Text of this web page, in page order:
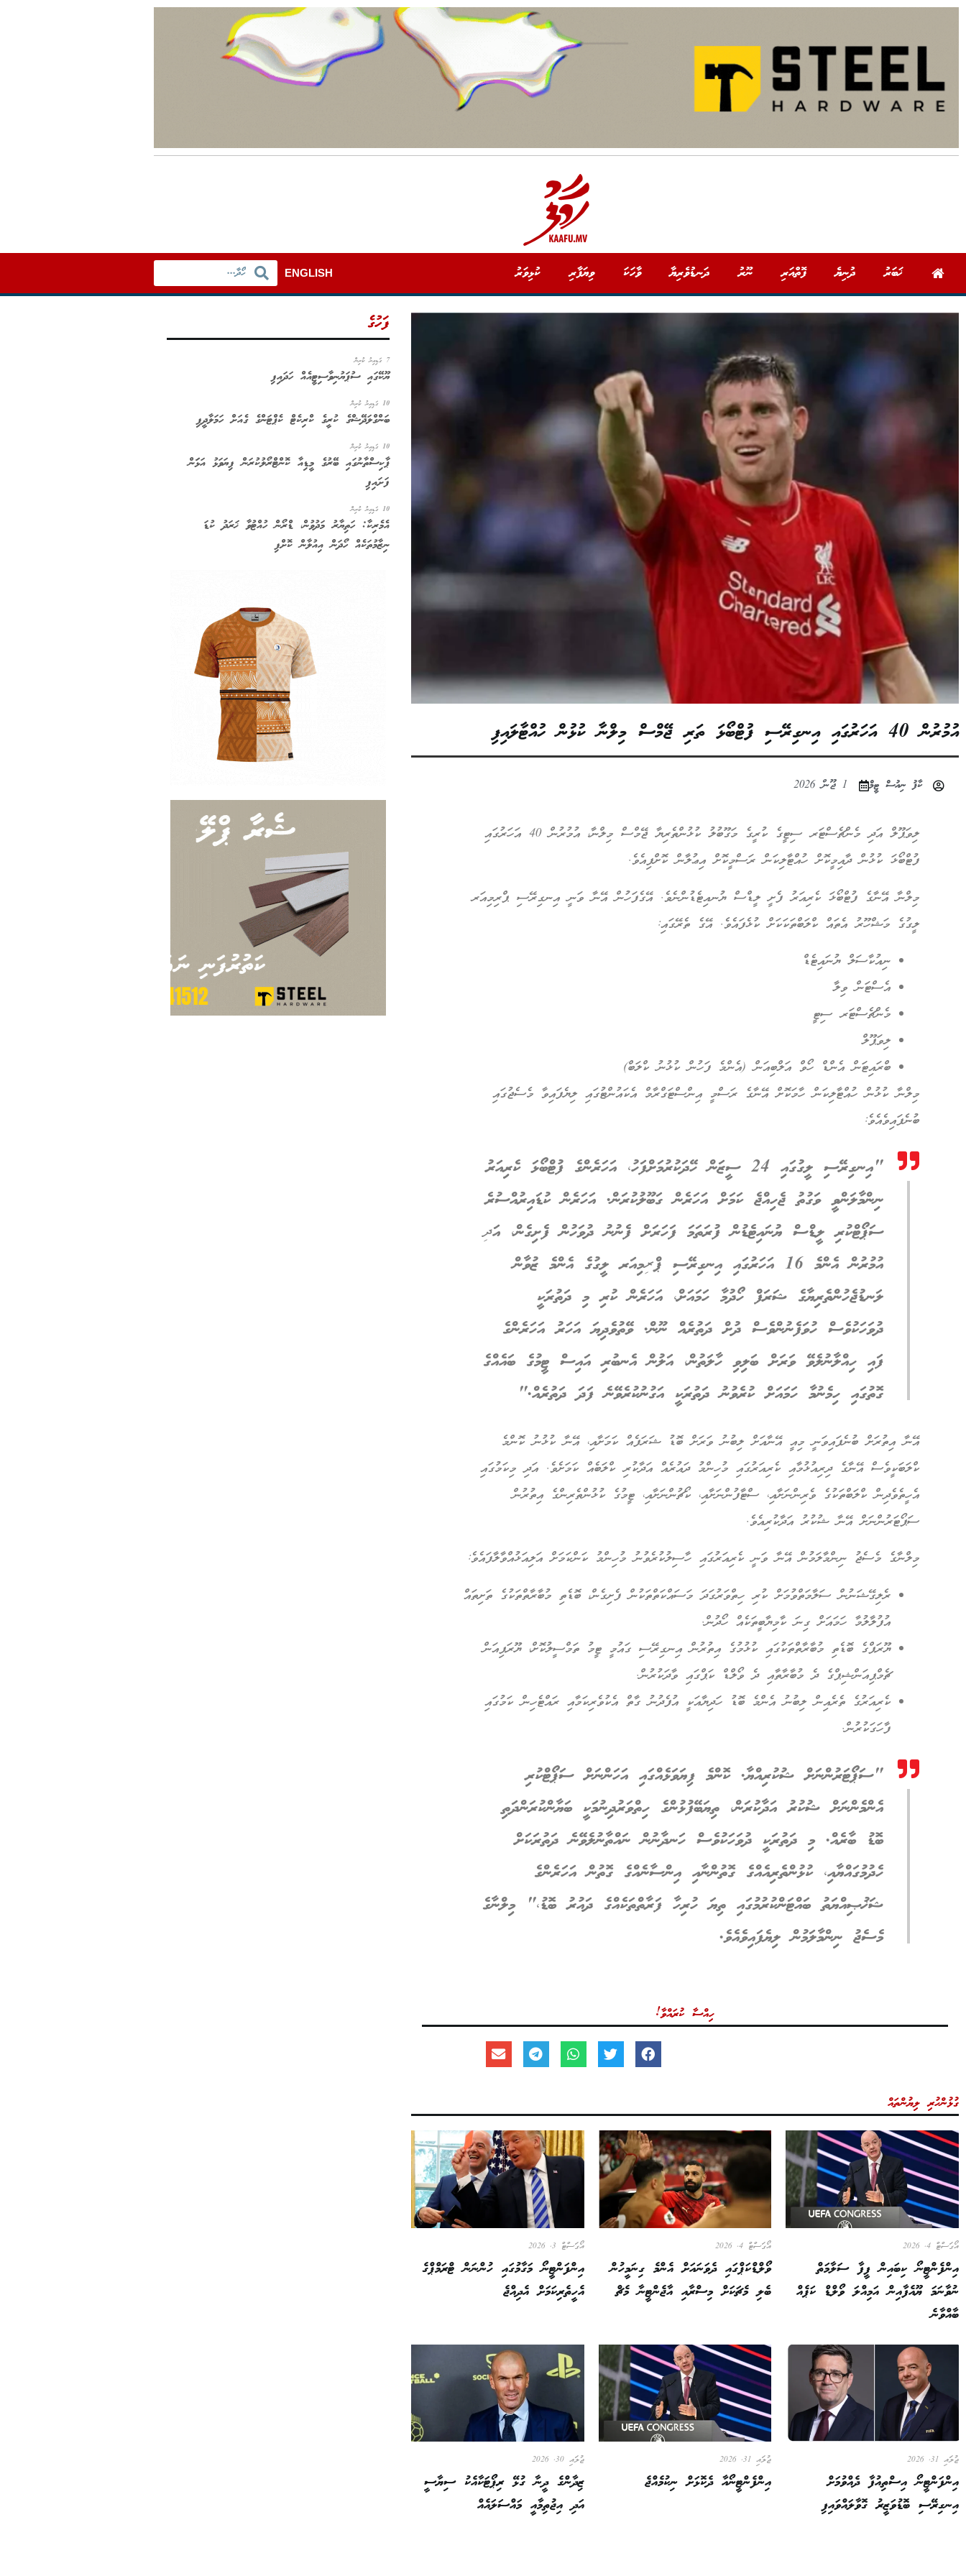
ޚަބަރު ދުނިޔެ ފޮތްއަރި ނޫރު ދަނޑުވެރިޔާ ވާހަކަ ވިޔަފާރި ކުޅިވަރު ENGLISH
އުމުރުން 40 އަހަރުގައި އިނގިރޭސި ފުޓްބޯޅަ ތަރި ޖޭމްސް މިލްނާ ކުޅުން ހުއްޓާލައިފި
ކާފު ނިއުސް ޓީމް 1 ޖޫން 2026
ލިވަޕޫލް އަދި މެންޗެސްޓަރ ސިޓީގެ ކުރީގެ މަގޫބުލު ކުޅުންތެރިޔާ ޖޭމްސް މިލްނާ، އުމުރުން 40 އަހަރުގައި
ފުޓްބޯޅަ ކުޅުން ދާއިމީކޮށް ހުއްޓާލިކަން ރަސްމީކޮށް އިޢުލާން ކޮށްފިއެވެ.
މިލްނާ އޭނާގެ ފުޓްބޯޅަ ކެރިއަރު ފެށީ ލީޑްސް ޔުނއިޓެޑުންނެވެ. އޭގެފަހުން އޭނާ ވަނީ އިނގިރޭސި ޕްރިމިއަރ
ލީގުގެ މަޝްހޫރު އެތައް ކްލަބްތަކަކަށް ކުޅެފައެވެ. އޭގެ ތެރޭގައި:
ނިއުކާސަލް ޔުނައިޓެޑް
އެސްޓަން ވިލާ
މެންޗެސްޓަރ ސިޓީ
ލިވަޕޫލް
ބްރައިޓަން އެންޑް ހޯވް އަލްބިއަން (އެންމެ ފަހުން ކުޅުނު ކްލަބް)
މިލްނާ ކުޅުން ހުއްޓާލިކަން ހާމަކޮށް އޭނާގެ ރަސްމީ އިންސްޓަގްރާމް އެކައުންޓުގައި ލިޔެފައިވާ މެސެޖުގައި
ބުނެފައިވެއެވެ:
"އިނގިރޭސި ލީގުގައި 24 ސީޒަން ހޭދަކުރުމަށްފަހު، އަހަރެންގެ ފުޓްބޯޅަ ކެރިއަރު
ނިންމާލަންވީ ވަގުތު ޖެހިއްޖެ ކަމަށް އަހަރެން ގަބޫލުކުރަން. އަހަރެން ކުޑައިރުއްސުރެ
ސަޕޯޓްކުރި ލީޑްސް ޔުނައިޓެޑުން ފުރަތަމަ ފަހަރަށް ފެނުނު ދުވަހުން ފެށިގެން، އަދِ
އުމުރުން އެންމެ 16 އަހަރުގައި އިނގިރޭސި ޕްރِމިއަރ ލީގުގެ އެންމެ ޒުވާން
ލަނޑުޖެހުންތެރިޔާގެ ޝަރަފް ހޯދުމާ ހަމައަށް، އަހަރެން ކުރި މި ދަތުރަކީ
ދުވަހަކުވެސް ހުވަފެނުންވެސް ދުށް ދަތުރެއް ނޫން. ވޭތުވެދިޔަ އަހަރު އަހަރެންގެ
ފައި ހިއްލާނުލެވޭ ވަރަށް ބަލިވި ހާލަތުން، އަލުން އެނބުރި އައިސް ޓީމުގެ ބައެއްގެ
ގޮތުގައި ހިމެނުމާ ހަމައަށް ކުރެވުނު ދަތުރަކީ އަގުނުކުރެވޭނެ ފަދަ ދަތުރެއް."
އޭނާ އިތުރަށް ބުނެފައިވަނީ މިއީ އޭނާއަށް ލިބުނު ވަރަށް ބޮޑު ޝަރަފެއް ކަމަށާއި، އޭނާ ކުޅުނު ކޮންމެ
ކްލަބަކީވެސް އޭނާގެ ދިރިއުޅުމާއި ކެރިއަރުގައި މުހިންމު ދައުރެއް އަދާކުރި ކްލަބެއް ކަމަށެވެ. އަދި މިކަމުގައި
އެހީތެވެދިން ކްލަބްތަކުގެ ވެރިންނަށާއި، ސްޓާފުންނަށާއި، ކޯޗުންނަށާއި، ޓީމުގެ ކުޅުންތެރިންގެ އިތުރުން
ސަޕޯޓަރުންނަށް އޭނާ ޝުކުރު އަދާކުރިއެވެ.
މިލްނާގެ މެސެޖު ނިންމާލަމުން އޭނާ ވަނީ ކެރިއަރުގައި ހާސިލުކުރެވުނު މުހިންމު ކަންކަމަށް އަލިއަޅުއްވާލާފައެވެ:
ރެލިގޭޝަނުން ސަލާމަތްވުމަށް ކުރި ހިތްވަރުގަދަ މަސައްކަތްތަކުން ފެށިގެން، ބޮޑެތި މުބާރާތްތަކުގެ ތަށިތައް
އުފުލާލުމާ ހަމައަށް ގިނަ ކާމިޔާބީތަކެއް ހޯދުން.
ޔޫރަޕްގެ ބޮޑެތި މުބާރާތްތަކުގައި ކުޅުމުގެ އިތުރުން އިނގިރޭސި ގައުމީ ޓީމު ތަމްސީލުކޮށް، ޔޫރަޕިއަން
ޗެމްޕިއަންޝިޕްގެ ދެ މުބާރާތާއި ދެ ވޯލްޑް ކަޕްގައި ވާދަކުރުން.
ކެރިއަރުގެ ތެރެއިން ލިބުނު އެންމެ ބޮޑު ހަދިޔާއަކީ އުފެދުނު ގާތް އެކުވެރިކަމާއި ރައްޓެހިން ކަމުގައި
ފާހަގަކުރުން.
"ސަޕޯޓަރުންނަށް ޝުކުރިއްޔާ. ކޮންމެ ފިޔަވަޅެއްގައި އަހަންނަށް ސަޕޯޓްކުރި
އެންމެންނަށް ޝުކުރު އަދާކުރަން، ތިޔަބޭފުޅުންގެ ހިތްވަރުދިނުމަކީ ބަޔާންކުރަންދަތި
ބޮޑު ބާރެއް. މި ދަތުރަކީ ދުވަހަކުވެސް ހަނދާނުން ނައްތާނުލެވޭނެ ދަތުރަކަށް
ހެދުމުގައްޔާއި، ކުޅުންތެރިއެއްގެ ގޮތުންނާއި އިންސާނެއްގެ ގޮތުން އަހަރެންގެ
ޝަޚުޞިއްޔަތު ބައްޓަންކުރުމުގައި ތިޔަ ހުރިހާ ފަރާތްތަކެއްގެ ދައުރު ބޮޑު،" މިލްނާގެ
މެސެޖު ނިންމާލަމުން ލިޔެފައިވެއެވެ.
ހިއްސާ ކުރައްވާ!
ގުޅުންހުރި ލިޔުންތައް
އޯގަސްޓް 4, 2026
އިންފެންޓީނޯ ކިބައިން ފީފާ ސަލާމަތް
ނުވާނަމަ ޔޫއެފާއިން އަމިއްލަ ވޯލްޑް ކަޕެއް
ބާއްވާނެ
އޯގަސްޓް 4, 2026
ވޯލްޑްކަޕްގައި ދެވަނައަށް އެންމެ ގިނަމީހުން
ބެލި މެޗަކަށް މިސްރާއި އާޖެންޓީނާ މެޗް
އޯގަސްޓް 3, 2026
އިންފަންޓީނޯ މަގާމުގައި ހުންނަން ޓްރަމްޕްގެ
އެހީތެރިކަމަށް އެދިއްޖެ
ޖުލައި 31, 2026
އިންފަންޓީނޯ އިސްތިއުފާ ދެއްވުމަށް
އިނގިރޭސި ބޮޑުވަޒީރު ގޮވާލައްވައިފި
ޖުލައި 31, 2026
އިންފެންޓީނޯއާ ދެކޮޅަށް ނިކުމެއްޖެ
ޖުލައި 30, 2026
ޒިދާންގެ ދީނާ ގުޅޭ ރިޕޯޓަކާއެކު ސިޔާސީ
އަދި އިޖުތިމާއީ މައްސަލައެއް
ފަހުގެ
7 ގަޑިއިރު ކުރިން
ޔޫކޭގައި ސުޕަޔުނިވާސިޓީއެއް ހަދައިފި
10 ގަޑިއިރު ކުރިން
ބަންގްލަދޭޝްގެ ކުރީގެ ކްރިކެޓް ކެޕްޓަންގެ ގެއަށް ހަމަލާދީފި
10 ގަޑިއިރު ކުރިން
ޕާކިސްތާނުގައި ބޭރުގެ މީޑިއާ ކޮންޓްރޯލުކުރަން ފިޔަވަޅު އަޅަަން
ފަށައިފި
10 ގަޑިއިރު ކުރިން
އެމެރިކާ: ހަތިޔާރު މަދުވުން، ޑްރޯން ހުއްޓުވާ ޚަރަދު ކުޑަ
ނިޒާމުތަކެއް ހޯދަން އިއުލާން ކޮށްފި